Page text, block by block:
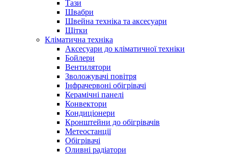
Тази
Швабри
Швейна техніка та аксесуари
Щітки
Кліматична техніка
Аксесуари до кліматичної техніки
Бойлери
Вентилятори
Зволожувачі повітря
Інфрачервоні обігрівачі
Керамічні панелі
Конвектори
Кондиціонери
Кронштейни до обігрівачів
Метеостанції
Обігрівачі
Оливні радіатори